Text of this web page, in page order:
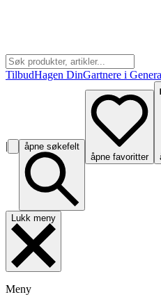
TilbudHagen DinGartnere i
|
åpne søkefelt
åpne favoritter
Lukk meny
Meny